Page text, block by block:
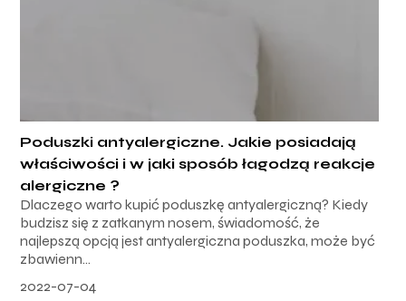
Poduszki antyalergiczne. Jakie posiadają
właściwości i w jaki sposób łagodzą reakcje
alergiczne ?
Dlaczego warto kupić poduszkę antyalergiczną? Kiedy
budzisz się z zatkanym nosem, świadomość, że
najlepszą opcją jest antyalergiczna poduszka, może być
zbawienn...
2022-07-04